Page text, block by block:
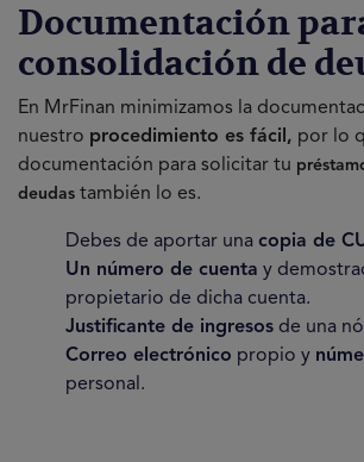
Documentación
consolidación de
En MrFinan minimizamos la
nuestro procedimiento es fácil, por lo
documentación para solicitar tu
deudas también lo es.
Debes de aportar una copia de
Un número de cuenta y
propietario de dicha cuenta.
Justificante de ingresos de una
Correo electrónico propio y
personal.